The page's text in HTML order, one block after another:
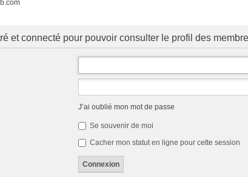
et connecté pour pouvoir consulter le profil des
J’ai oublié mon mot de passe
Se souvenir de moi
Cacher mon statut en ligne pour cette session